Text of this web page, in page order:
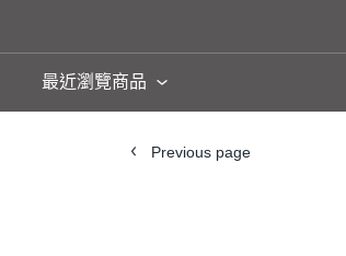
最近瀏覽商品
Previous page